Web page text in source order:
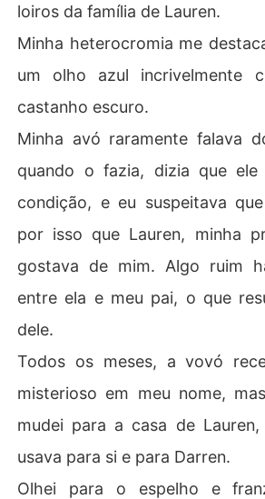
loiros da família de Lauren.
Minha heterocromia me
um olho azul incrivelmente
castanho escuro.
Minha avó raramente falava
quando o fazia, dizia que
condição, e eu suspeitava
por isso que Lauren, minha
gostava de mim. Algo ruim
entre ela e meu pai, o que
dele.
Todos os meses, a vovó
misterioso em meu nome,
mudei para a casa de
usava para si e para Darren.
Olhei para o espelho e